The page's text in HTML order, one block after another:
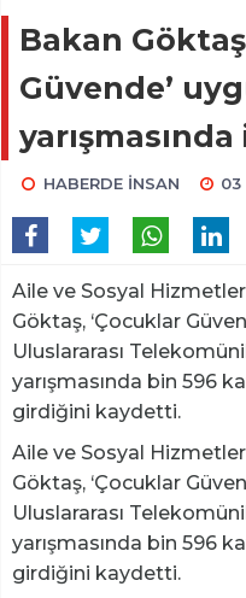
Bakan
Güvende’
HABERDE İNSAN 03
Aile ve Sosyal
Göktaş, ‘Çocuklar
Uluslararası
yarışmasında bin 596
girdiğini kaydetti.
Aile ve Sosyal
Göktaş, ‘Çocuklar
Uluslararası
yarışmasında bin 596
girdiğini kaydetti.